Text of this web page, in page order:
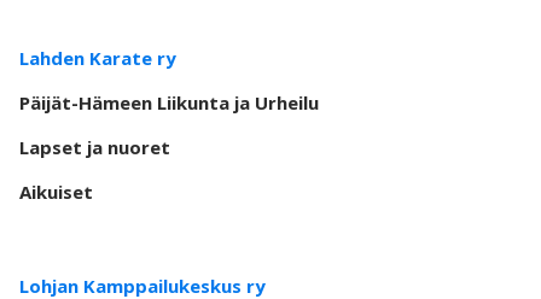
Lahden Karate ry
Päijät-Hämeen Liikunta ja Urheilu
Lapset ja nuoret
Aikuiset
Lohjan Kamppailukeskus ry